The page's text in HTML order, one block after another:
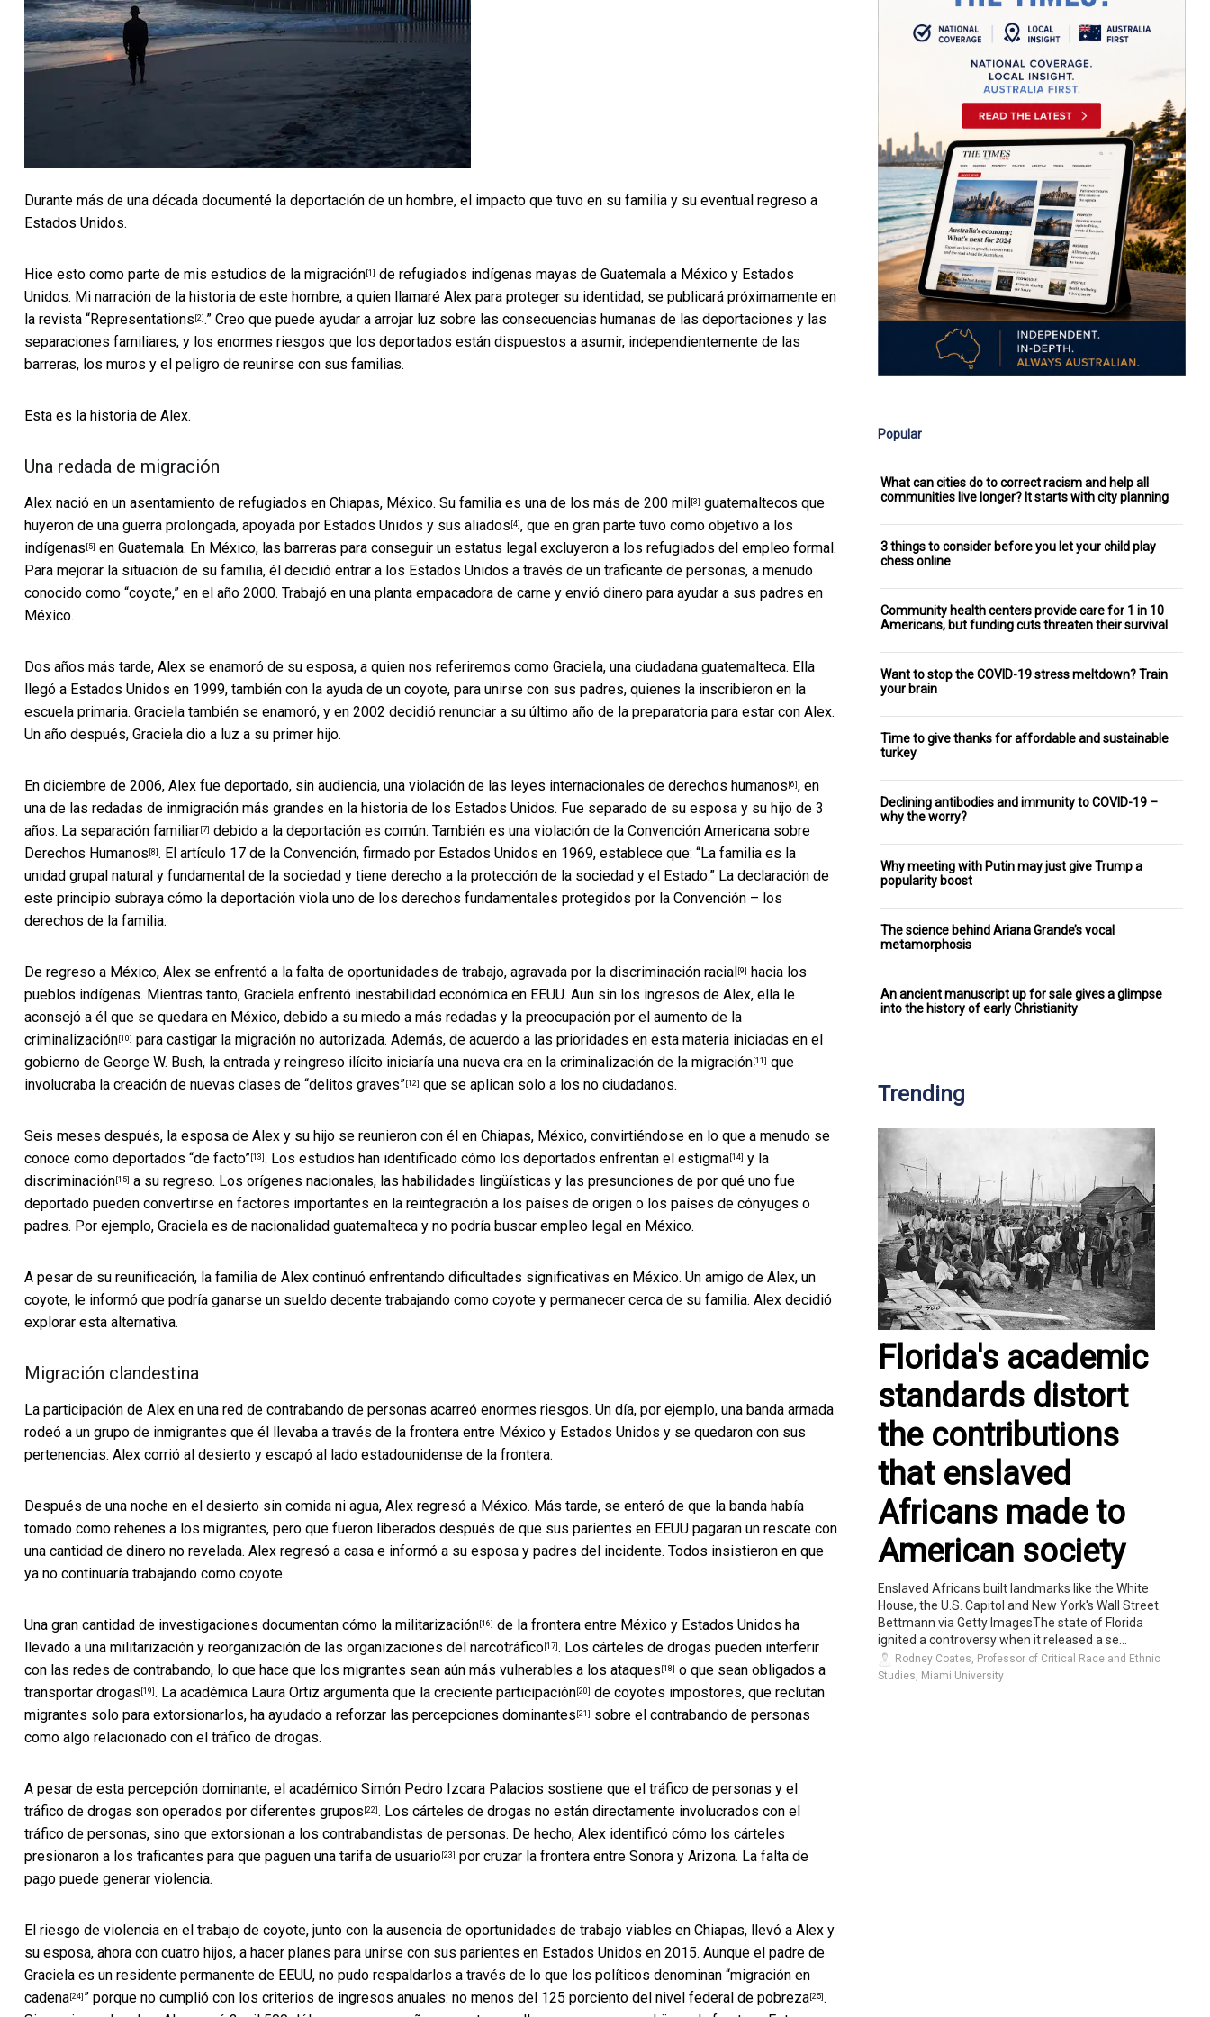
Durante más de una década documenté la deportación de un hombre, el impacto que tuvo en su familia y su eventual regreso a
Estados Unidos.
Hice esto como parte de mis estudios de la migración [1] de refugiados indígenas mayas de Guatemala a México y Estados
Unidos. Mi narración de la historia de este hombre, a quien llamaré Alex para proteger su identidad, se publicará próximamente en
la revista “Representations [2] .” Creo que puede ayudar a arrojar luz sobre las consecuencias humanas de las deportaciones y las
separaciones familiares, y los enormes riesgos que los deportados están dispuestos a asumir, independientemente de las
barreras, los muros y el peligro de reunirse con sus familias.
Esta es la historia de Alex.
Una redada de migración
Alex nació en un asentamiento de refugiados en Chiapas, México. Su familia es una de los más de 200 mil [3] guatemaltecos que
huyeron de una guerra prolongada, apoyada por Estados Unidos y sus aliados [4] , que en gran parte tuvo como objetivo a los
indígenas [5] en Guatemala. En México, las barreras para conseguir un estatus legal excluyeron a los refugiados del empleo formal.
Para mejorar la situación de su familia, él decidió entrar a los Estados Unidos a través de un traficante de personas, a menudo
conocido como “coyote,” en el año 2000. Trabajó en una planta empacadora de carne y envió dinero para ayudar a sus padres en
México.
Dos años más tarde, Alex se enamoró de su esposa, a quien nos referiremos como Graciela, una ciudadana guatemalteca. Ella
llegó a Estados Unidos en 1999, también con la ayuda de un coyote, para unirse con sus padres, quienes la inscribieron en la
escuela primaria. Graciela también se enamoró, y en 2002 decidió renunciar a su último año de la preparatoria para estar con Alex.
Un año después, Graciela dio a luz a su primer hijo.
En diciembre de 2006, Alex fue deportado, sin audiencia, una violación de las leyes internacionales de derechos humanos [6] , en
una de las redadas de inmigración más grandes en la historia de los Estados Unidos. Fue separado de su esposa y su hijo de 3
años. La separación familiar [7] debido a la deportación es común. También es una violación de la Convención Americana sobre
Derechos Humanos [8] . El artículo 17 de la Convención, firmado por Estados Unidos en 1969, establece que: “La familia es la
unidad grupal natural y fundamental de la sociedad y tiene derecho a la protección de la sociedad y el Estado.” La declaración de
este principio subraya cómo la deportación viola uno de los derechos fundamentales protegidos por la Convención – los
derechos de la familia.
De regreso a México, Alex se enfrentó a la falta de oportunidades de trabajo, agravada por la discriminación racial [9]
hacia los
pueblos indígenas. Mientras tanto, Graciela enfrentó inestabilidad económica en EEUU. Aun sin los ingresos de Alex, ella le
aconsejó a él que se quedara en México, debido a su miedo a más redadas y la preocupación por el aumento de la
criminalización [10] para castigar la migración no autorizada. Además, de acuerdo a las prioridades en esta materia iniciadas en el
gobierno de George W. Bush, la entrada y reingreso ilícito iniciaría una nueva era en la criminalización de la migración [11] que
involucraba la creación de nuevas clases de “delitos graves” [12] que se aplican solo a los no ciudadanos.
Seis meses después, la esposa de Alex y su hijo se reunieron con él en Chiapas, México, convirtiéndose en lo que a menudo se
conoce como deportados “de facto” [13] . Los estudios han identificado cómo los deportados enfrentan el estigma [14] y la
discriminación [15] a su regreso. Los orígenes nacionales, las habilidades lingüísticas y las presunciones de por qué uno fue
deportado pueden convertirse en factores importantes en la reintegración a los países de origen o los países de cónyuges o
padres. Por ejemplo, Graciela es de nacionalidad guatemalteca y no podría buscar empleo legal en México.
A pesar de su reunificación, la familia de Alex continuó enfrentando dificultades significativas en México. Un amigo de Alex, un
coyote, le informó que podría ganarse un sueldo decente trabajando como coyote y permanecer cerca de su familia. Alex decidió
explorar esta alternativa.
Migración clandestina
La participación de Alex en una red de contrabando de personas acarreó enormes riesgos. Un día, por ejemplo, una banda armada
rodeó a un grupo de inmigrantes que él llevaba a través de la frontera entre México y Estados Unidos y se quedaron con sus
pertenencias. Alex corrió al desierto y escapó al lado estadounidense de la frontera.
Después de una noche en el desierto sin comida ni agua, Alex regresó a México. Más tarde, se enteró de que la banda había
tomado como rehenes a los migrantes, pero que fueron liberados después de que sus parientes en EEUU pagaran un rescate con
una cantidad de dinero no revelada. Alex regresó a casa e informó a su esposa y padres del incidente. Todos insistieron en que
ya no continuaría trabajando como coyote.
Una gran cantidad de investigaciones documentan cómo la militarización [16] de la frontera entre México y Estados Unidos ha
llevado a una militarización y reorganización de las organizaciones del narcotráfico [17] . Los cárteles de drogas pueden interferir
con las redes de contrabando, lo que hace que los migrantes sean aún más vulnerables a los ataques [18] o que sean obligados a
transportar drogas [19] . La académica Laura Ortiz argumenta que la creciente participación [20] de coyotes impostores, que reclutan
migrantes solo para extorsionarlos, ha ayudado a reforzar las percepciones dominantes [21]
sobre el contrabando de personas
como algo relacionado con el tráfico de drogas.
A pesar de esta percepción dominante, el académico Simón Pedro Izcara Palacios sostiene que el tráfico de personas y el
tráfico de drogas son operados por diferentes grupos [22] . Los cárteles de drogas no están directamente involucrados con el
tráfico de personas, sino que extorsionan a los contrabandistas de personas. De hecho, Alex identificó cómo los cárteles
presionaron a los traficantes para que paguen una tarifa de usuario [23] por cruzar la frontera entre Sonora y Arizona. La falta de
pago puede generar violencia.
El riesgo de violencia en el trabajo de coyote, junto con la ausencia de oportunidades de trabajo viables en Chiapas, llevó a Alex y
su esposa, ahora con cuatro hijos, a hacer planes para unirse con sus parientes en Estados Unidos en 2015. Aunque el padre de
Graciela es un residente permanente de EEUU, no pudo respaldarlos a través de lo que los políticos denominan “migración en
cadena [24] ” porque no cumplió con los criterios de ingresos anuales: no menos del 125 porciento del nivel federal de pobreza [25] .
Popular
What can cities do to correct racism and help all
communities live longer? It starts with city planning
3 things to consider before you let your child play
chess online
Community health centers provide care for 1 in 10
Americans, but funding cuts threaten their survival
Want to stop the COVID-19 stress meltdown? Train
your brain
Time to give thanks for affordable and sustainable
turkey
Declining antibodies and immunity to COVID-19 –
why the worry?
Why meeting with Putin may just give Trump a
popularity boost
The science behind Ariana Grande’s vocal
metamorphosis
An ancient manuscript up for sale gives a glimpse
into the history of early Christianity
Trending
Florida's academic
standards distort
the contributions
that enslaved
Africans made to
American society
Enslaved Africans built landmarks like the White
House, the U.S. Capitol and New York's Wall Street.
Bettmann via Getty ImagesThe state of Florida
ignited a controversy when it released a se...
Rodney Coates, Professor of Critical Race and Ethnic
Studies, Miami University